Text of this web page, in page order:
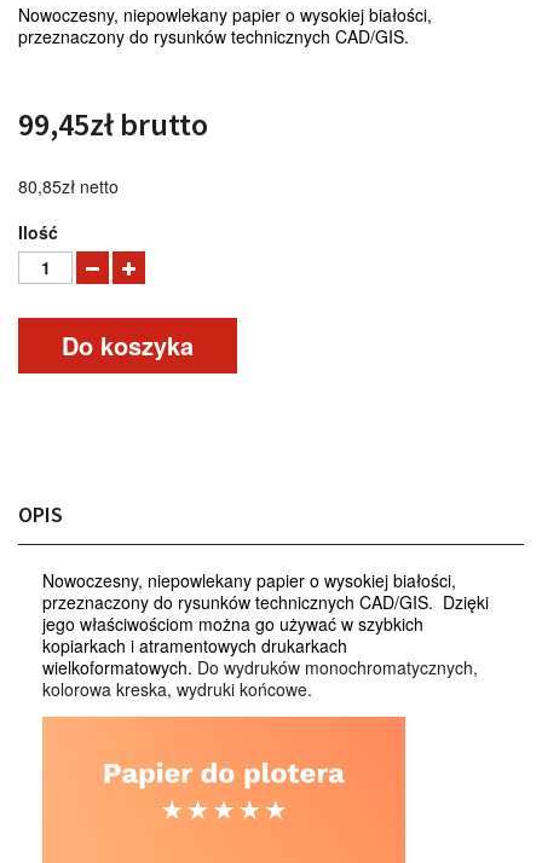
Nowoczesny, niepowlekany papier o wysokiej białości,
przeznaczony do rysunków technicznych CAD/GIS.
99,45zł brutto
80,85zł netto
Ilość
Do koszyka
OPIS
Nowoczesny, niepowlekany papier o wysokiej białości,
przeznaczony do rysunków technicznych CAD/GIS. Dzięki
jego właściwościom można go używać w szybkich
kopiarkach i atramentowych drukarkach
wielkoformatowych. Do wydruków monochromatycznych,
kolorowa kreska, wydruki końcowe.